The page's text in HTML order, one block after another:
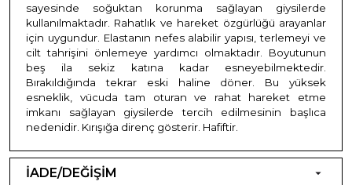
sayesinde soğuktan korunma sağlayan giysilerde
kullanılmaktadır. Rahatlık ve hareket özgürlüğü arayanlar
için uygundur. Elastanın nefes alabilir yapısı, terlemeyi ve
cilt tahrişini önlemeye yardımcı olmaktadır. Boyutunun
beş ila sekiz katına kadar esneyebilmektedir.
Bırakıldığında tekrar eski haline döner. Bu yüksek
esneklik, vücuda tam oturan ve rahat hareket etme
imkanı sağlayan giysilerde tercih edilmesinin başlıca
nedenidir. Kırışığa direnç gösterir. Hafiftir.
İADE/DEĞİŞİM